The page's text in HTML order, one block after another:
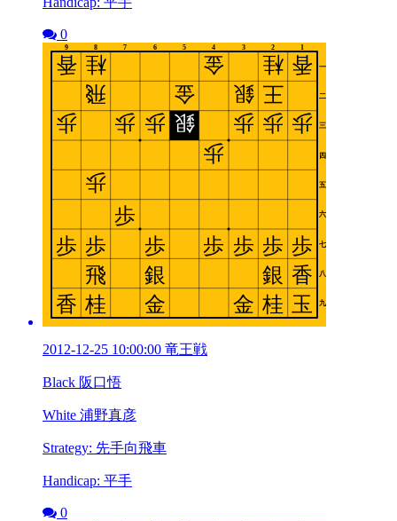
0
2012-12-25 10:00:00 竜王戦
Black 阪口悟
White 浦野真彦
Strategy: 先手向飛車
Handicap: 平手
0